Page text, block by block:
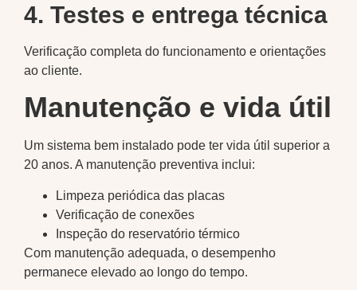
4. Testes e entrega técnica
Verificação completa do funcionamento e orientações
ao cliente.
Manutenção e vida útil
Um sistema bem instalado pode ter vida útil superior a
20 anos. A manutenção preventiva inclui:
Limpeza periódica das placas
Verificação de conexões
Inspeção do reservatório térmico
Com manutenção adequada, o desempenho
permanece elevado ao longo do tempo.